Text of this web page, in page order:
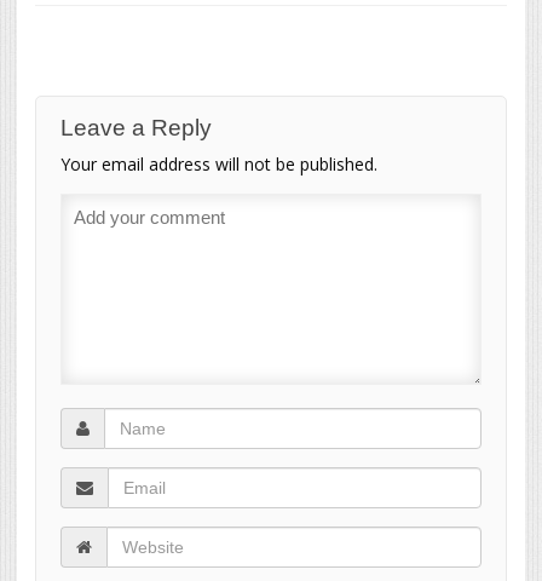
Leave a Reply
Your email address will not be published.